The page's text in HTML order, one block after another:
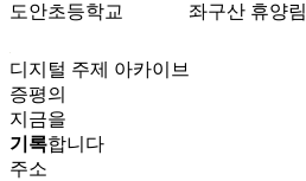
도안초등학교
좌구산 휴양림
디지털 주제 아카이브
증평의
지금을
기록합니다
주소